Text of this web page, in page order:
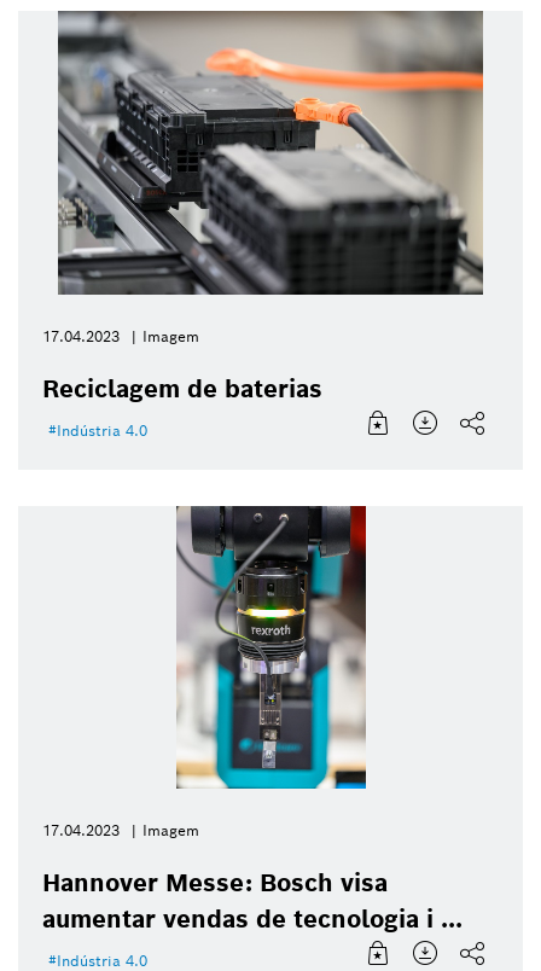
17.04.2023 Imagem
Reciclagem de baterias
Indústria 4.0
17.04.2023 Imagem
Hannover Messe: Bosch visa
aumentar vendas de tecnologia i ...
Indústria 4.0